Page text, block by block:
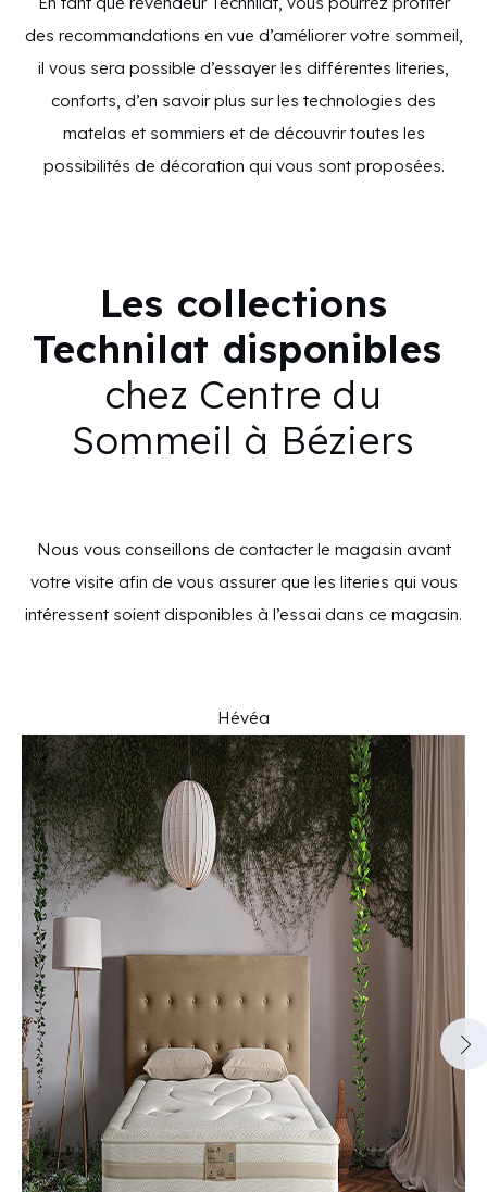
des recommandations en vue d’améliorer votre sommeil,
il vous sera possible d’essayer les différentes literies,
conforts, d’en savoir plus sur les technologies des
matelas et sommiers et de découvrir toutes les
possibilités de décoration qui vous sont proposées.
Les collections
Technilat disponibles
chez Centre du
Sommeil à Béziers
Nous vous conseillons de contacter le magasin avant
votre visite afin de vous assurer que les literies qui vous
intéressent soient disponibles à l’essai dans ce magasin.
Hévéa